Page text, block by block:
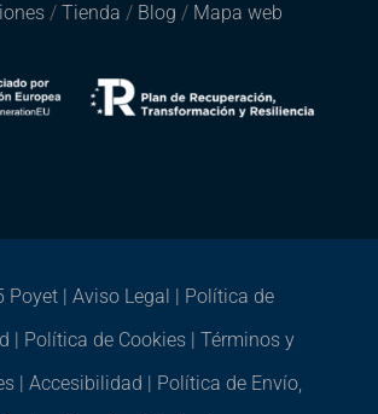
/Tienda / Blog / Mapa web
| Aviso Legal
Política de
Política de Cookies |Términos y
|Accesibilidad
Política de Envío,